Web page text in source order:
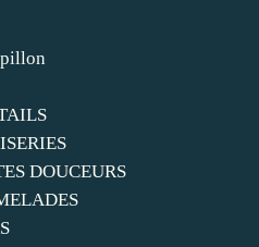
DOUCEURS